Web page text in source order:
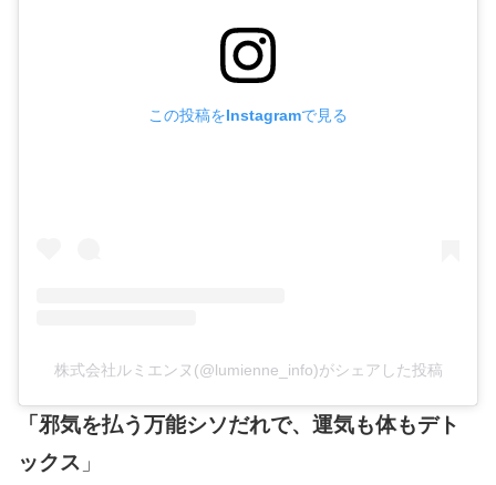
この投稿をInstagramで見る
株式会社ルミエンヌ(@lumienne_info)がシェアした投稿
「邪気を払う万能シソだれで、運気も体もデト
ックス 」